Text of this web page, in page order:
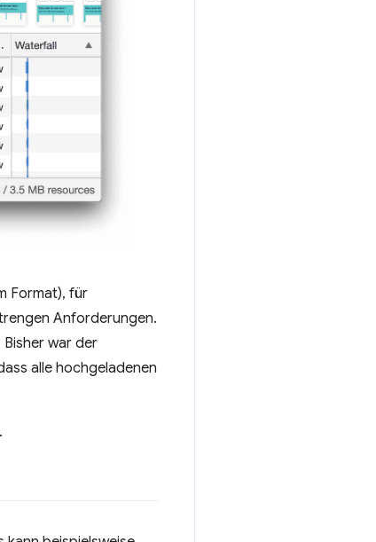
Format), für
Anforderungen.
war der
alle hochgeladenen